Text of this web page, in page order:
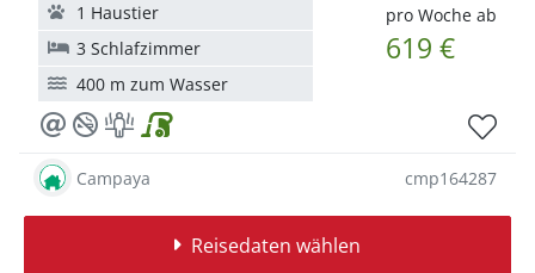
pro Woche ab
619 €
1 Haustier
3 Schlafzimmer
400 m zum Wasser
Campaya cmp164287
Reisedaten wählen